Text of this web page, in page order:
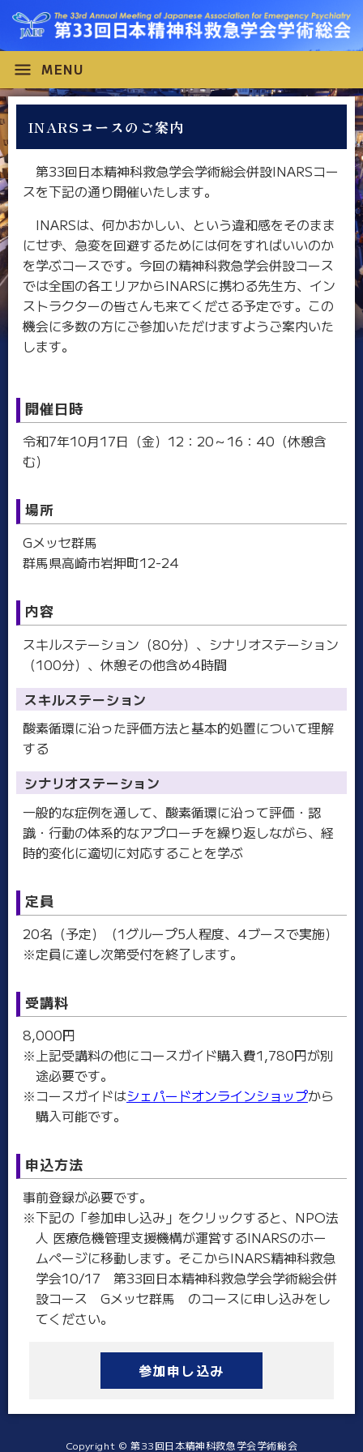
menu MENU
INARSコースのご案内
第33回日本精神科救急学会学術総会併設INARSコー
スを下記の通り開催いたします。
INARSは、何かおかしい、という違和感をそのまま
にせず、急変を回避するためには何をすればいいのか
を学ぶコースです。今回の精神科救急学会併設コース
では全国の各エリアからINARSに携わる先生方、イン
ストラクターの皆さんも来てくださる予定です。この
機会に多数の方にご参加いただけますようご案内いた
します。
開催日時
令和7年10月17日（金）12：20～16：40（休憩含
む）
場所
Gメッセ群馬
群馬県高崎市岩押町12-24
内容
スキルステーション（80分）、シナリオステーション
（100分）、休憩その他含め4時間
スキルステーション
酸素循環に沿った評価方法と基本的処置について理解
する
シナリオステーション
一般的な症例を通して、酸素循環に沿って評価・認
識・行動の体系的なアプローチを繰り返しながら、経
時的変化に適切に対応することを学ぶ
定員
20名（予定）（1グループ5人程度、4ブースで実施）
※定員に達し次第受付を終了します。
受講料
8,000円
※上記受講料の他にコースガイド購入費1,780円が別
途必要です。
※コースガイドはシェパードオンラインショップから
購入可能です。
申込方法
事前登録が必要です。
※下記の「参加申し込み」をクリックすると、NPO法
人 医療危機管理支援機構が運営するINARSのホー
ムページに移動します。そこからINARS精神科救急
学会10/17 第33回日本精神科救急学会学術総会併
設コース Gメッセ群馬 のコースに申し込みをし
てください。
参加申し込み
Copyright © 第33回日本精神科救急学会学術総会